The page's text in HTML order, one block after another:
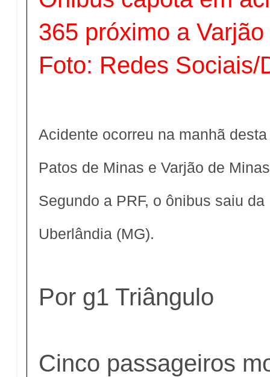
365 próximo a
Foto: Redes Sociais/
Acidente ocorreu na manhã
Patos de Minas e Varjão de
Segundo a PRF, o ônibus saiu
Uberlândia (MG).
Por g1 Triângulo
Cinco passageiros